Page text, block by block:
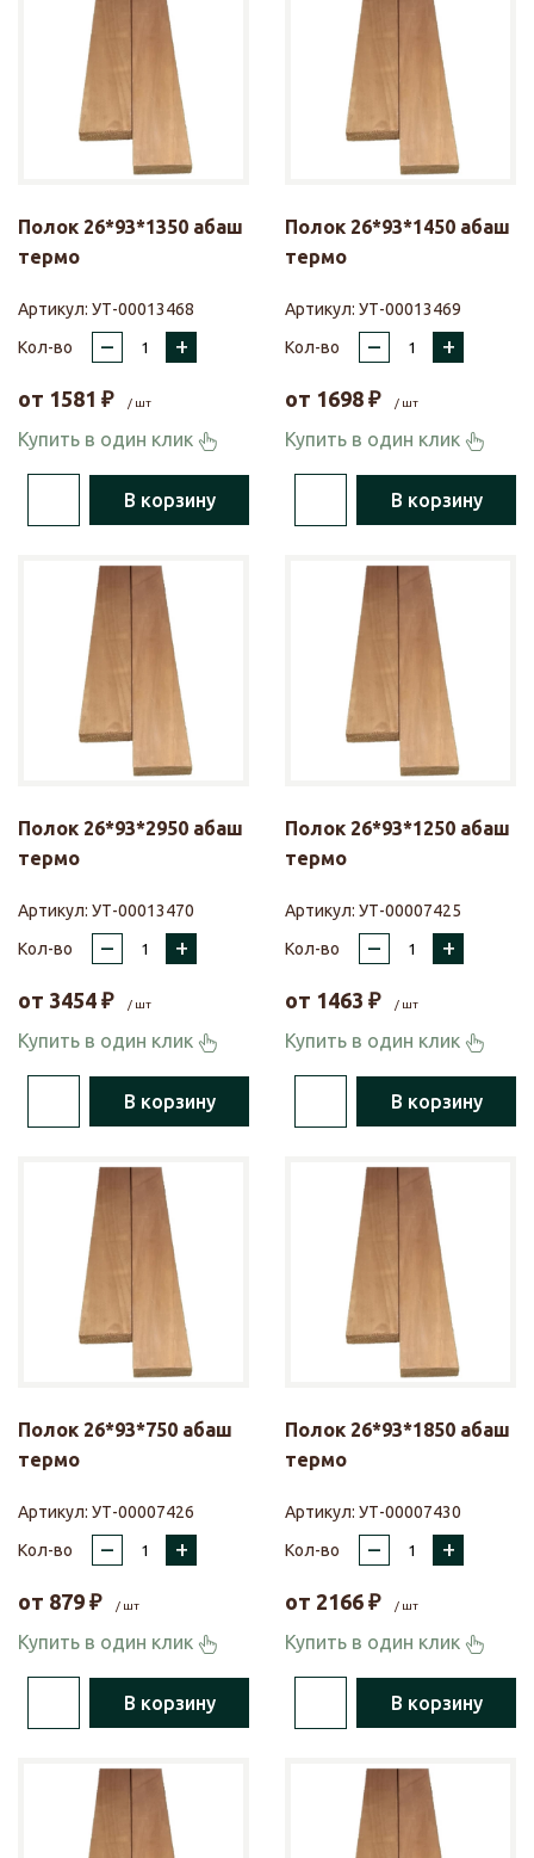
Полок 26*93*1350 абаш
термо
Артикул: УТ-00013468
Кол-во
– +
от 1581 ₽ / шт
Купить в один клик
В корзину
Полок 26*93*1450 абаш
термо
Артикул: УТ-00013469
Кол-во
– +
от 1698 ₽ / шт
Купить в один клик
В корзину
Полок 26*93*2950 абаш
термо
Артикул: УТ-00013470
Кол-во
– +
от 3454 ₽ / шт
Купить в один клик
В корзину
Полок 26*93*1250 абаш
термо
Артикул: УТ-00007425
Кол-во
– +
от 1463 ₽ / шт
Купить в один клик
В корзину
Полок 26*93*750 абаш
термо
Артикул: УТ-00007426
Кол-во
– +
от 879 ₽ / шт
Купить в один клик
В корзину
Полок 26*93*1850 абаш
термо
Артикул: УТ-00007430
Кол-во
– +
от 2166 ₽ / шт
Купить в один клик
В корзину